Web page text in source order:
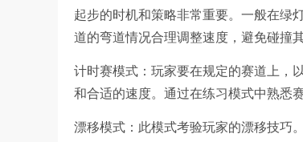
起步的时机和策略非常重要。一般在绿
道的弯道情况合理调整速度，避免碰撞
计时赛模式：玩家要在规定的赛道上，
和合适的速度。通过在练习模式中熟悉
漂移模式：此模式考验玩家的漂移技巧